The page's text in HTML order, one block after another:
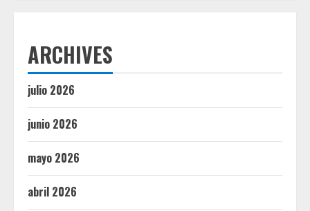
ARCHIVES
julio 2026
junio 2026
mayo 2026
abril 2026